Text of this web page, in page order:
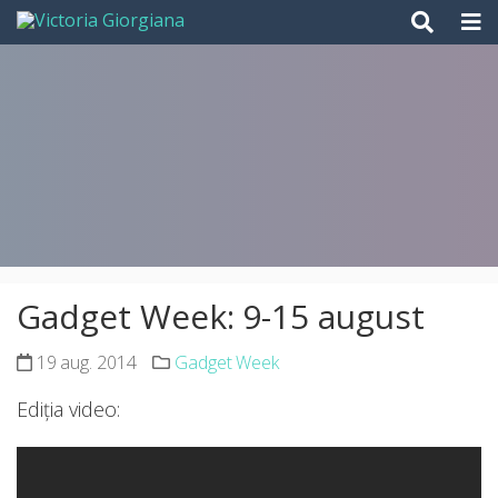
Skip
Gadget Week: 9-15 august
19 aug. 2014 Gadget Week
Ediția video: